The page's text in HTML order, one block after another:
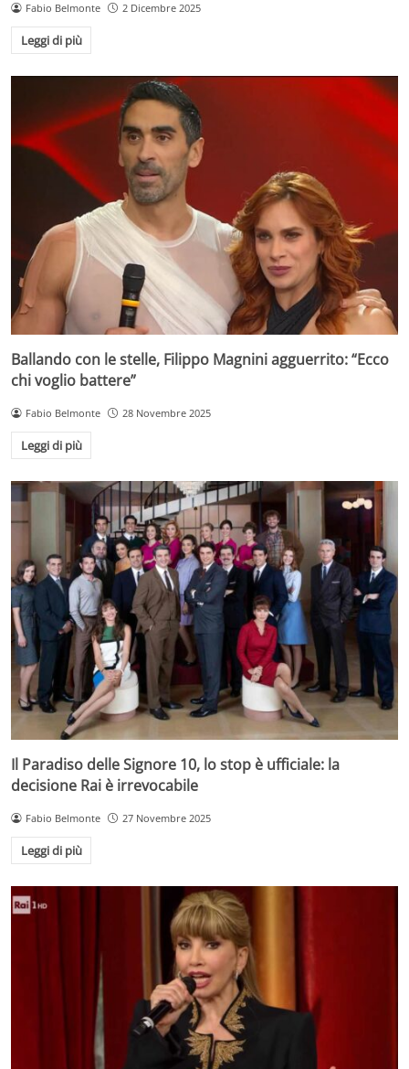
Fabio Belmonte 2 Dicembre 2025
Leggi di più
Ballando con le stelle, Filippo Magnini agguerrito: “Ecco
chi voglio battere”
Fabio Belmonte 28 Novembre 2025
Leggi di più
Il Paradiso delle Signore 10, lo stop è ufficiale: la
decisione Rai è irrevocabile
Fabio Belmonte 27 Novembre 2025
Leggi di più